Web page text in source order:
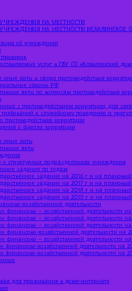
НА МЕСТНОСТИ
НА МЕСТНОСТИ ИСАКЛИНСКОЕ
об учреждении
услуг в ГБУ СО «Клявлинский
акты в сфере противодействия
законы РФ
акты по вопросам противодействия
с противодействием коррупции, для
к служебному поведению и
противодействию коррупции
о фактах коррупции
иные акты
акты
структурных подразделениях учреждения
задание по годам
задание на 2016 г и на
задание на 2017 г и на
задание на 2018 г и на
задание на 2019 г и на
хозяйственной деятельности
финансово – хозяйственной деятельности
финансово – хозяйственной деятельности
финансово – хозяйственной деятельности
финансово-хозяйственной деятельности
финансово – хозяйственной деятельности
финансово-хозяйственной деятельности
финансово-хозяйственной деятельности
для проживания в доме-интернате